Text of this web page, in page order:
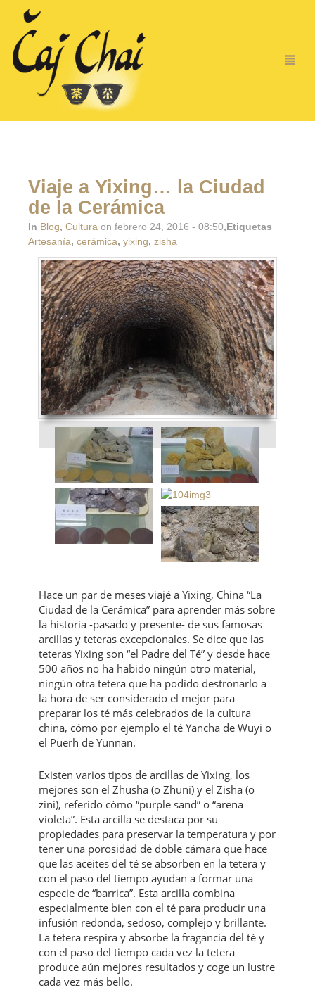
Viaje a Yixing… la Ciudad
de la Cerámica
In Blog, Cultura on febrero 24, 2016 - 08:50,Etiquetas
Artesanía, cerámica, yixing, zisha
Hace un par de meses viajé a Yixing, China “La
Ciudad de la Cerámica” para aprender más sobre
la historia -pasado y presente- de sus famosas
arcillas y teteras excepcionales. Se dice que las
teteras Yixing son “el Padre del Té” y desde hace
500 años no ha habido ningún otro material,
ningún otra tetera que ha podido destronarlo a
la hora de ser considerado el mejor para
preparar los té más celebrados de la cultura
china, cómo por ejemplo el té Yancha de Wuyi o
el Puerh de Yunnan.
Existen varios tipos de arcillas de Yixing, los
mejores son el Zhusha (o Zhuni) y el Zisha (o
zini), referido cómo “purple sand” o “arena
violeta”. Esta arcilla se destaca por su
propiedades para preservar la temperatura y por
tener una porosidad de doble cámara que hace
que las aceites del té se absorben en la tetera y
con el paso del tiempo ayudan a formar una
especie de “barrica”. Esta arcilla combina
especialmente bien con el té para producir una
infusión redonda, sedoso, complejo y brillante.
La tetera respira y absorbe la fragancia del té y
con el paso del tiempo cada vez la tetera
produce aún mejores resultados y coge un lustre
cada vez más bello.